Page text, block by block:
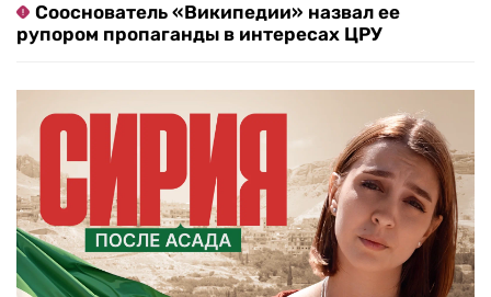
Сооснователь «Википедии» назвал ее
рупором пропаганды в интересах ЦРУ